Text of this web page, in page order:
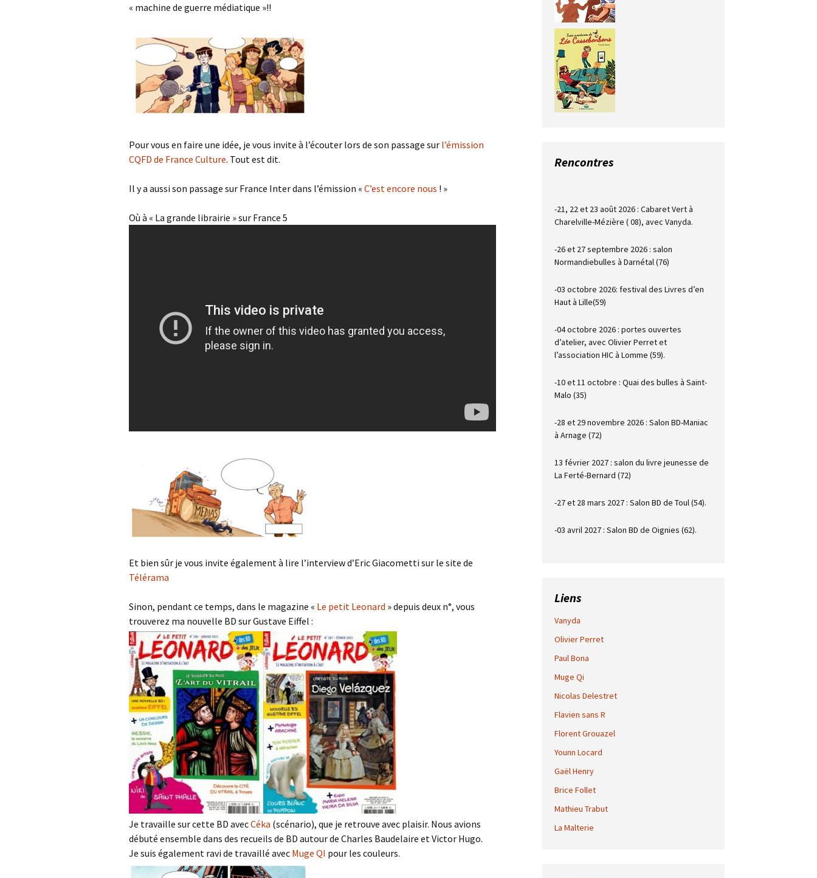
« machine de guerre médiatique »!!
Pour vous en faire une idée, je vous invite à l’écouter lors de son passage sur l’émission
CQFD de France Culture. Tout est dit.
Il y a aussi son passage sur France Inter dans l’émission « C’est encore nous ! »
Où à « La grande librairie » sur France 5
Et bien sûr je vous invite également à lire l’interview d’Eric Giacometti sur le site de
Télérama
Sinon, pendant ce temps, dans le magazine « Le petit Leonard » depuis deux n°, vous
trouverez ma nouvelle BD sur Gustave Eiffel :
Je travaille sur cette BD avecCéka (scénario), que je retrouve avec plaisir. Nous avions
débuté ensemble dans des recueils de BD autour de Charles Baudelaire et Victor Hugo.
Je suis également ravi de travaillé avec Muge QI pour les couleurs.
Rencontres
-21, 22 et 23 août 2026 : Cabaret Vert à
Charelville-Mézière ( 08), avec Vanyda.
-26 et 27 septembre 2026 : salon
Normandiebulles à Darnétal (76)
-03 octobre 2026: festival des Livres d’en
Haut à Lille(59)
-04 octobre 2026 : portes ouvertes
d’atelier, avec Olivier Perret et
l’association HIC à Lomme (59).
-10 et 11 octobre : Quai des bulles à Saint-
Malo (35)
-28 et 29 novembre 2026 : Salon BD-Maniac
à Arnage (72)
13 février 2027 : salon du livre jeunesse de
La Ferté-Bernard (72)
-27 et 28 mars 2027 : Salon BD de Toul (54).
-03 avril 2027 : Salon BD de Oignies (62).
Liens
Vanyda
Olivier Perret
Paul Bona
Muge Qi
Nicolas Delestret
Flavien sans R
Florent Grouazel
Younn Locard
Gaël Henry
Brice Follet
Mathieu Trabut
La Malterie